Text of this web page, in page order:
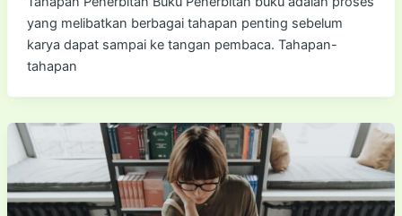
yang melibatkan berbagai tahapan penting sebelum
karya dapat sampai ke tangan pembaca. Tahapan-
tahapan